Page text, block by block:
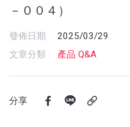
－００４）
發佈日期
2025/03/29
文章分類
產品 Q&A
分享